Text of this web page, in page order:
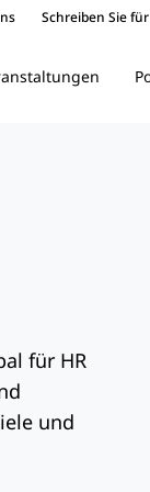
Schreiben Sie
für HR
und